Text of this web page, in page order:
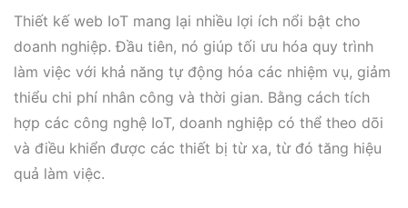
Thiết kế web IoT mang lại nhiều lợi ích nổi bật cho
doanh nghiệp. Đầu tiên, nó giúp tối ưu hóa quy trình
làm việc với khả năng tự động hóa các nhiệm vụ, giảm
thiểu chi phí nhân công và thời gian. Bằng cách tích
hợp các công nghệ IoT, doanh nghiệp có thể theo dõi
và điều khiển được các thiết bị từ xa, từ đó tăng hiệu
quả làm việc.